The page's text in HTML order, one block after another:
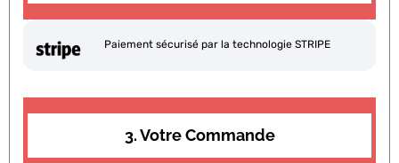
Paiement sécurisé par la technologie STRIPE
3. Votre Commande